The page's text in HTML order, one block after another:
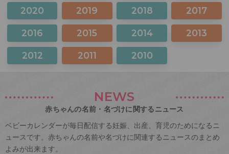
2020 2019 2018 2017
2016 2015 2014 2013
2012 2011 2010
NEWS
赤ちゃんの名前・名づけに関するニュース
ベビーカレンダーが毎日配信する妊娠、出産、育児のためになるニ
ュースです。赤ちゃんの名前や名づけに関連するニュースのまとめ
よみが出来ます。